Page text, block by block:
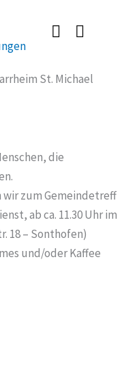
St. Michael
die
wir zum Gemeindetreff
ab ca. 11.30 Uhr im
18 – Sonthofen)
und/oder Kaffee